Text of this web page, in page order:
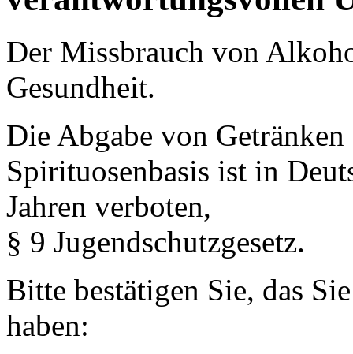
Der Missbrauch von
Gesundheit.
Die Abgabe von
Spirituosenbasis ist in
Jahren verboten,
§ 9 Jugendschutzgesetz.
Bitte bestätigen Sie, das
haben: